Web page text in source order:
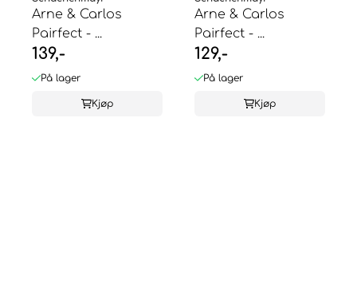
Arne & Carlos
Pairfect - ...
139,-
På lager
Kjøp
Arne & Carlos
Pairfect - ...
129,-
På lager
Kjøp